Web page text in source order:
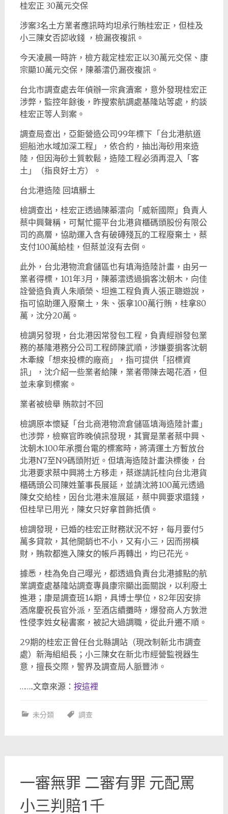
桂宏正 30萬元交保
涉案3名土方業者應訊時均坦承行賄桂宏正，但桂及
小三陳女否認收錢 ，檢漏夜複訊。
今天凌晨一時許，檢方裁定桂宏正以30萬元交保、康
宗顯10萬元交保，陳蓁澐仍漏夜複訊。
台北市調查處去年偵辦一宗貪瀆案，意外發現桂宏正
涉弊，監控年餘後，昨搜索航調處基隆站等處，約談
桂宏正等人到案。
調查局查出，亞鉅營造公司99年標下「台北港航道
迴船池水域加深工程」，依合約，抽出海砂用來造
陸，但因海砂土質軟鬆，造陸工程必須再混入「客
土」（指良好土方）。
台北港造陸 回填髒土
檢調查出，桂宏正透過陳蓁澐向「威新國際」負責人
蔡中興聲稱，可幫忙擺平台北港貨櫃碼頭股份有限公
司的高層，協助運入含有破磚殘瓦的工程廢棄土，蔡
支付100萬給桂，但蔡並沒有去倒。
此外，台北港物流倉儲區也有填海造陸計畫，由另一
業者得標，101年3月，陳蓁澐透過掮客沈朝木，向佳
詮營造負責人朱順榮、坦進工程負責人張正聰遊說，
指可協助運入廢棄土，朱、張拿100萬行賄，桂拿80
萬，沈分20萬。
檢調另發現，台北港因常發包工程，負責經辦發包業
務的基隆港務分公司工程師陳武順，涉嫌要掮客沈朝
木牽線「想來投標的廠商」，指可提供「招標資
訊」，沈介紹一些業者給陳，業者帶陳去喝花酒，但
並未拿到標案。
業者被檢舉 賄款討不回
檢調原本懷疑「台北商港物流倉儲區填海造陸計畫」
也涉弊，檢察官昨晚偵訊發現，其實是業者蔡中興、
沈朝木100年承攬台電的標案時，將清運土方暫放台
北港N7至N9碼頭附近。但填海造陸計畫決標後，台
北港要求蔡中興將土方移走，蔡遂請託桂向台北港貨
櫃碼頭公司陳姓董事長展延，並請沈將100萬元透過
陳女交給桂，因台北港未准展延，蔡中興要求還錢，
但桂早已用光，陳女只好拿首飾抵債。
檢調發現，已婚的桂宏正財務狀況不好，每月要付5
萬多貸款，其他開銷也不小，又有小三，因而撈橫
財，賄款都進入陳女的帳戶再轉出，均已花光。
據悉，桂為免自己曝光，都透過負責台北港據點的航
業調查處基隆站調查專員康宗顯出面關說，以利廢土
進港；康是調查班14期，具博士學位，82年因安排
酒席慶祝長官外派，至酒店續攤時，爆發商人方敦泄
性侵李姓女秘書案，被記大過調職，從此升遷不順。
29期的桂宏正曾任台北縣調站（現改制新北市調查
處）新海組組長；小三陳女在新北市經營監視器生
意，擅長交際，警界及調查局人脈豐沛。
……..文章來源： 按這裡
未分類 調查
一審無罪 二審有罪 元配罵
小三判賠1千